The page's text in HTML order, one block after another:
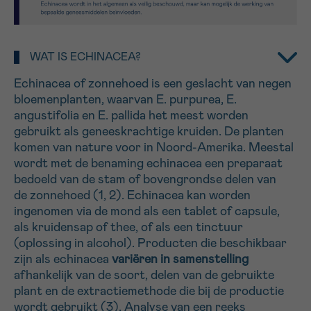
WAT IS ECHINACEA?
Echinacea of zonnehoed is een geslacht van negen
bloemenplanten, waarvan E. purpurea, E.
angustifolia en E. pallida het meest worden
gebruikt als geneeskrachtige kruiden. De planten
komen van nature voor in Noord-Amerika. Meestal
wordt met de benaming echinacea een preparaat
bedoeld van de stam of bovengrondse delen van
de zonnehoed (1, 2). Echinacea kan worden
ingenomen via de mond als een tablet of capsule,
als kruidensap of thee, of als een tinctuur
(oplossing in alcohol). Producten die beschikbaar
zijn als echinacea variëren in samenstelling
afhankelijk van de soort, delen van de gebruikte
plant en de extractiemethode die bij de productie
wordt gebruikt (3). Analyse van een reeks
EMAIL
MIJN VRAAG
Ja, stuur mij de nieuwsbrief
Ik aanvaard degebruiksvoorwaarden
*VERPLICHT VELD
16h-18h